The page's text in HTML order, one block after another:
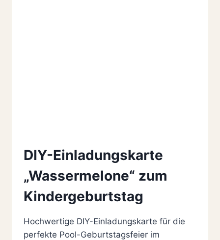
DIY-Einladungskarte
„Wassermelone“ zum
Kindergeburtstag
Hochwertige DIY-Einladungskarte für die
perfekte Pool-Geburtstagsfeier im